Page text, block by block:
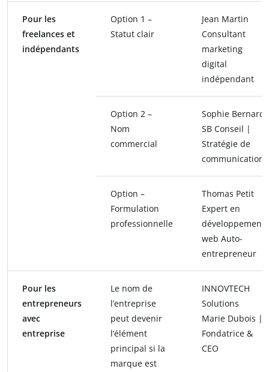
Pour les
freelances et
indépendants
Option 1 –
Statut clair
Jean Martin
Consultant
marketing
digital
indépendant
Option 2 –
Nom
commercial
Sophie Bernard
SB Conseil |
Stratégie de
communication
Option –
Formulation
professionnelle
Thomas Petit
Expert en
développement
web Auto-
entrepreneur
Pour les
entrepreneurs
avec
entreprise
Le nom de
l’entreprise
peut devenir
l’élément
principal si la
marque est
INNOVTECH
Solutions
Marie Dubois |
Fondatrice &
CEO